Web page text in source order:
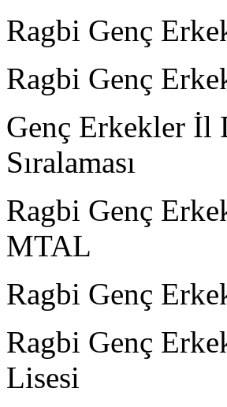
Ragbi Genç
Ragbi Genç
Genç Erkekler İl
Ragbi Genç
MTAL
Ragbi Genç
Ragbi Genç
Lisesi